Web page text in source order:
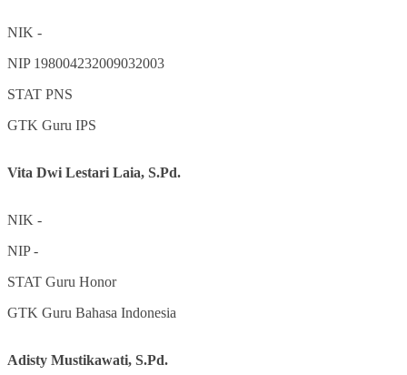
NIK -
NIP 198004232009032003
STAT PNS
GTK Guru IPS
Vita Dwi Lestari Laia, S.Pd.
NIK -
NIP-
STAT Guru Honor
GTK Guru Bahasa Indonesia
Adisty Mustikawati, S.Pd.